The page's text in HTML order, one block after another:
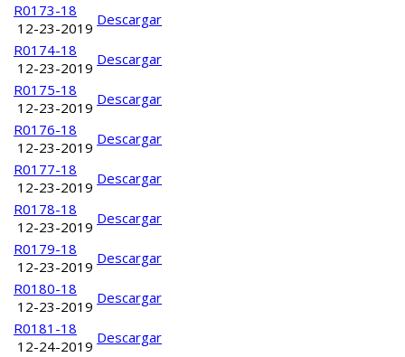
R0173-18
12-23-2019 Descargar
R0174-18
12-23-2019 Descargar
R0175-18
12-23-2019 Descargar
R0176-18
12-23-2019 Descargar
R0177-18
12-23-2019 Descargar
R0178-18
12-23-2019 Descargar
R0179-18
12-23-2019 Descargar
R0180-18
12-23-2019 Descargar
R0181-18
12-24-2019 Descargar